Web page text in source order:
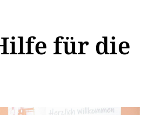
für die